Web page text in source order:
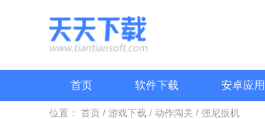
首页 软件下载 安卓应用
位置： 首页 / 游戏下载 / 动作闯关 / 强尼扳机